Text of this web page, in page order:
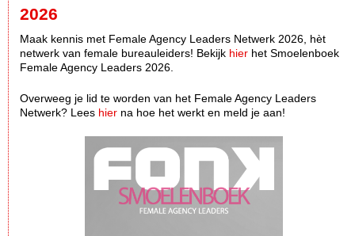
2026
Maak kennis met Female Agency Leaders Netwerk 2026, hèt
netwerk van female bureauleiders! Bekijk hier het Smoelenboek
Female Agency Leaders 2026.
Overweeg je lid te worden van het Female Agency Leaders
Netwerk? Lees hier na hoe het werkt en meld je aan!